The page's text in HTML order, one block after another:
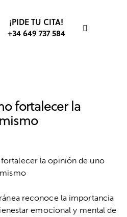
¡PIDE TU CITA!
+34 649 737 584
fortalecer la
reconoce la importancia
emocional y mental de